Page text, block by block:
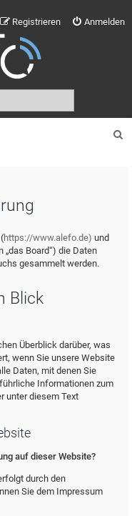
Anmelden
Registrieren
https://www.alefo.de) und
Board“) die Daten
gesammelt werden.
Blick
Überblick darüber, was
wenn Sie unsere Website
Daten, mit denen Sie
Informationen zum
unter diesem Text
auf dieser Website?
durch den
Sie dem Impressum